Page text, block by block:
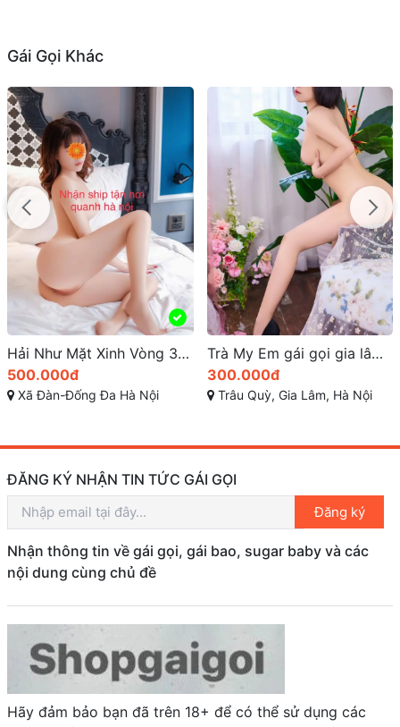
Gái Gọi Khác
Trà My Em gái gọi gia lâm xinh dâm ngọt ngào
300.000đ
Trâu Quỳ, Gia Lâm, Hà Nội
Quỳnh một vẻ đẹp quyến rũ mạnh mẽ
400.000đ
Khu công nghiệp Quang Minh, Quang Minh, Mê Linh, Hà Nội
ĐĂNG KÝ NHẬN TIN TỨC GÁI GỌI
Đăng ký
Nhận thông tin về gái gọi, gái bao, sugar baby và các
nội dung cùng chủ đề
Hãy đảm bảo bạn đã trên 18+ để có thể sử dụng các